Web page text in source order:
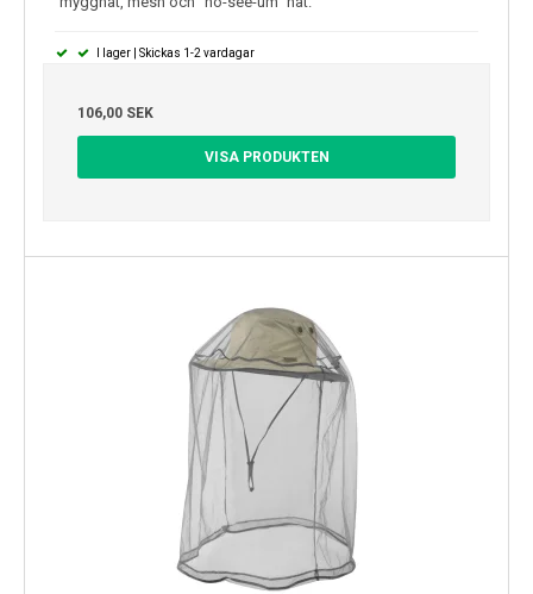
I lager | Skickas 1-2 vardagar
106,00 SEK
VISA PRODUKTEN